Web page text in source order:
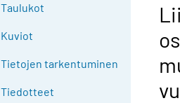
Taulukot
Kuviot
Tietojen tarkentuminen
Tiedotteet